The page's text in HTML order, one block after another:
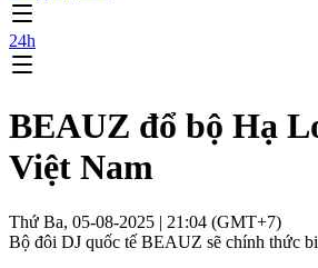
24h
BEAUZ đổ bộ Hạ
Việt Nam
Thứ Ba, 05-08-2025 | 21:04 (GMT+7)
Bộ đôi DJ quốc tế BEAUZ sẽ chính thức